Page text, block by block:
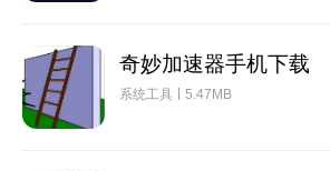
奇妙加速器手机下载
系统工具 5.47MB